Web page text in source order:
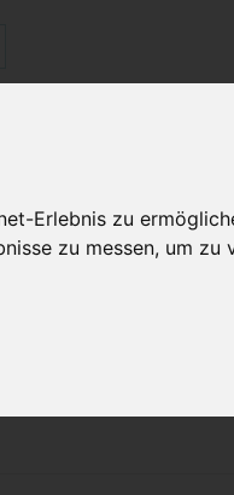
Erlebnis zu
zu messen, um zu